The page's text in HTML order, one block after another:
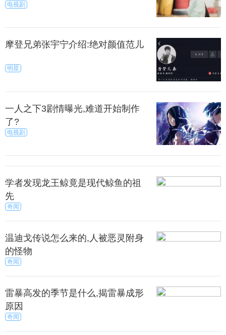
对于消费者来说，有时候要面临那么多好看的配
色，真的是难以抉择，这应该也算是一种幸福的烦恼
，值得一提的是，iPhone8依旧取消了传统的
3.5mm耳机接口，而是通过无线耳机或转换Lighting街
头插入耳机实现。同时还加入了无线充电技术。
电视剧
摩登兄弟张宇宁介绍:绝对颜值范儿
明星
一人之下3剧情曝光,难道开始制作
了?
电视剧
学者发现龙王鲸竟是现代鲸鱼的祖
先
奇闻
温迪戈传说怎么来的,人被恶灵附身
的怪物
奇闻
雷暴高发的季节是什么,揭雷暴成形
原因
奇闻